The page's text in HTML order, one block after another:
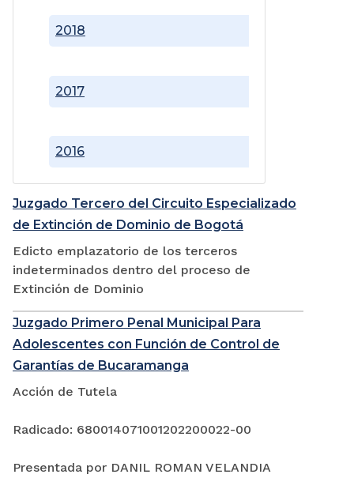
2016
2017
2018
Juzgado Tercero del Circuito Especializado
de Extinción de Dominio de Bogotá
Edicto emplazatorio de los terceros
indeterminados dentro del proceso de
Extinción de Dominio
Juzgado Primero Penal Municipal Para
Adolescentes con Función de Control de
Garantías de Bucaramanga
Acción de Tutela
Radicado: 680014071001202200022-00
Presentada por DANIL ROMAN VELANDIA